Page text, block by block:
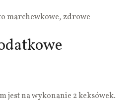
marchewkowe, zdrowe
jest na wykonanie 2 keksówek.